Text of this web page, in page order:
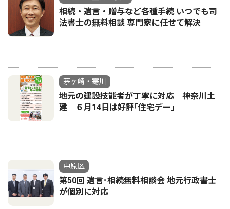
相続・遺言・贈与など各種手続 いつでも司
法書士の無料相談 専門家に任せて解決
茅ヶ崎・寒川
地元の建設技能者が丁寧に対応 神奈川土
建 ６月14日は好評｢住宅デー｣
中原区
第50回 遺言･相続無料相談会 地元行政書士
が個別に対応